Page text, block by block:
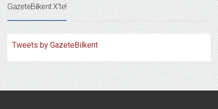
GazeteBilkent X’te!
Tweets by GazeteBilkent